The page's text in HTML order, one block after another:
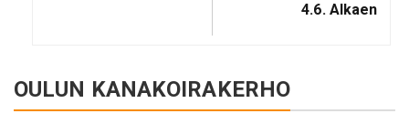
4.6. Alkaen
OULUN KANAKOIRAKERHO